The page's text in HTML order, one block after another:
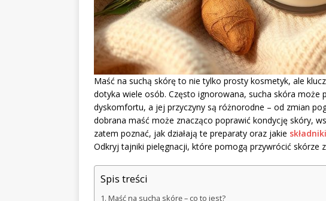
Maść na suchą skórę to nie tylko prosty kosmetyk, ale
dotyka wiele osób. Często ignorowana, sucha skóra może
dyskomfortu, a jej przyczyny są różnorodne – od zmian
dobrana maść może znacząco poprawić kondycję skóry,
zatem poznać, jak działają te preparaty oraz jakie
Odkryj tajniki pielęgnacji, które pomogą przywrócić skórze
Spis treści
Maść na suchą skórę – co to jest?